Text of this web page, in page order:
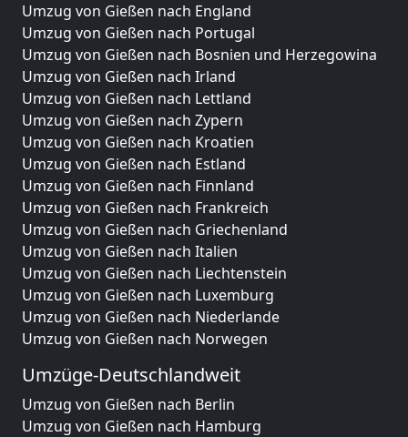
Umzug von Gießen nach England
Umzug von Gießen nach Portugal
Umzug von Gießen nach Bosnien und Herzegowina
Umzug von Gießen nach Irland
Umzug von Gießen nach Lettland
Umzug von Gießen nach Zypern
Umzug von Gießen nach Kroatien
Umzug von Gießen nach Estland
Umzug von Gießen nach Finnland
Umzug von Gießen nach Frankreich
Umzug von Gießen nach Griechenland
Umzug von Gießen nach Italien
Umzug von Gießen nach Liechtenstein
Umzug von Gießen nach Luxemburg
Umzug von Gießen nach Niederlande
Umzug von Gießen nach Norwegen
Umzüge-Deutschlandweit
Umzug von Gießen nach Berlin
Umzug von Gießen nach Hamburg